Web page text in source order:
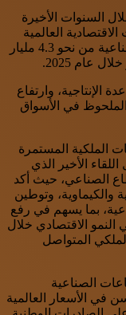
السنوات الأخيرة
العالمية
والتحديات الإقليمية،إذ ارتفعت الصادرات الصناعية من نحو 4.3 مليار
الإنتاجية، وارتفاع
الملحوظ في الأسواق
الملكية المستمرة
الأخير الذي
الصناعي، حيث أكد
والكيماوية، وتوطين
بما يسهم في رفع
النمو الاقتصادي خلال
المتواصل
الصناعية
في الأسعار العالمية